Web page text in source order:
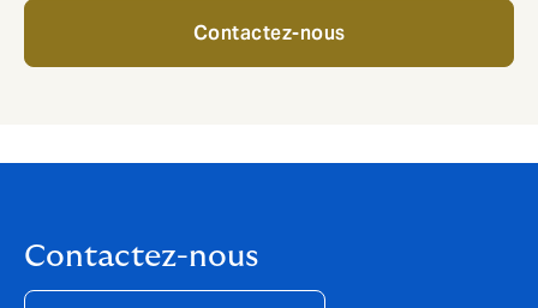
Contactez-nous
Contactez-nous